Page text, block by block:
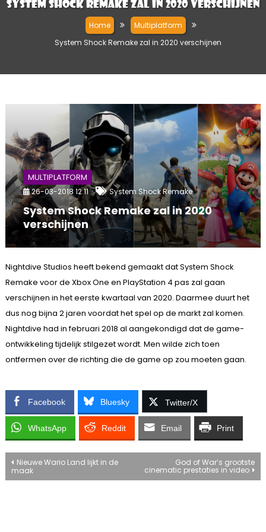
System Shock Remake zal in 2020 verschijnen
Home
Multiplatform
System Shock Remake zal in 2020 verschijnen
MULTIPLATFORM
26-03-2018 12:11 System Shock Remake
System Shock Remake zal in 2020
verschijnen
Nightdive Studios heeft bekend gemaakt dat System Shock
Remake voor de Xbox One en PlayStation 4 pas zal gaan
verschijnen in het eerste kwartaal van 2020. Daarmee duurt het
dus nog bijna 2 jaren voordat het spel op de markt zal komen.
Nightdive had in februari 2018 al aangekondigd dat de game-
ontwikkeling tijdelijk stilgezet wordt. Men wilde zich toen
ontfermen over de richting die de game op zou moeten gaan.
Facebook Bluesky Twitter/X
WhatsApp Reddit Email Print
Bericht
Nieuwe Wario Land lijkt in de
maak
God of War’s grootste
cinematic prestaties in video